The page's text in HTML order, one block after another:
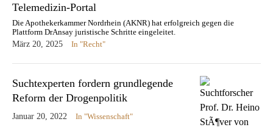
Telemedizin-Portal
Die Apothekerkammer Nordrhein (AKNR) hat erfolgreich gegen die
Plattform DrAnsay juristische Schritte eingeleitet.
März 20, 2025
In "Recht"
Suchtexperten fordern grundlegende
Reform der Drogenpolitik
Januar 20, 2022 In "Wissenschaft"